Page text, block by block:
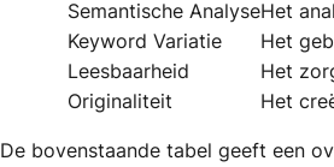
Semantische AnalyseHet
Keyword Variatie
Het
Leesbaarheid
Het
Originaliteit
Het
De bovenstaande tabel geeft een